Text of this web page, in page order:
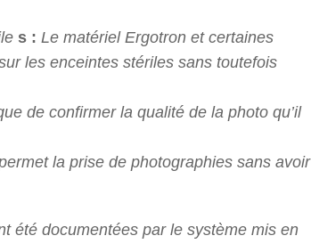
s : Le matériel Ergotron et certaines
les enceintes stériles sans toutefois
de confirmer la qualité de la photo qu’il
la prise de photographies sans avoir
été documentées par le système mis en